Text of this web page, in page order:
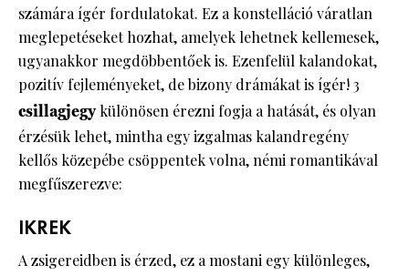
számára ígér fordulatokat. Ez a konstelláció váratlan
meglepetéseket hozhat, amelyek lehetnek kellemesek,
ugyanakkor megdöbbentőek is. Ezenfelül kalandokat,
pozitív fejleményeket, de bizony drámákat is ígér! 3
csillagjegykülönösen érezni fogja a hatását, és olyan
érzésük lehet, mintha egy izgalmas kalandregény
kellős közepébe csöppentek volna, némi romantikával
megfűszerezve:
IKREK
A zsigereidben is érzed, ez a mostani egy különleges,